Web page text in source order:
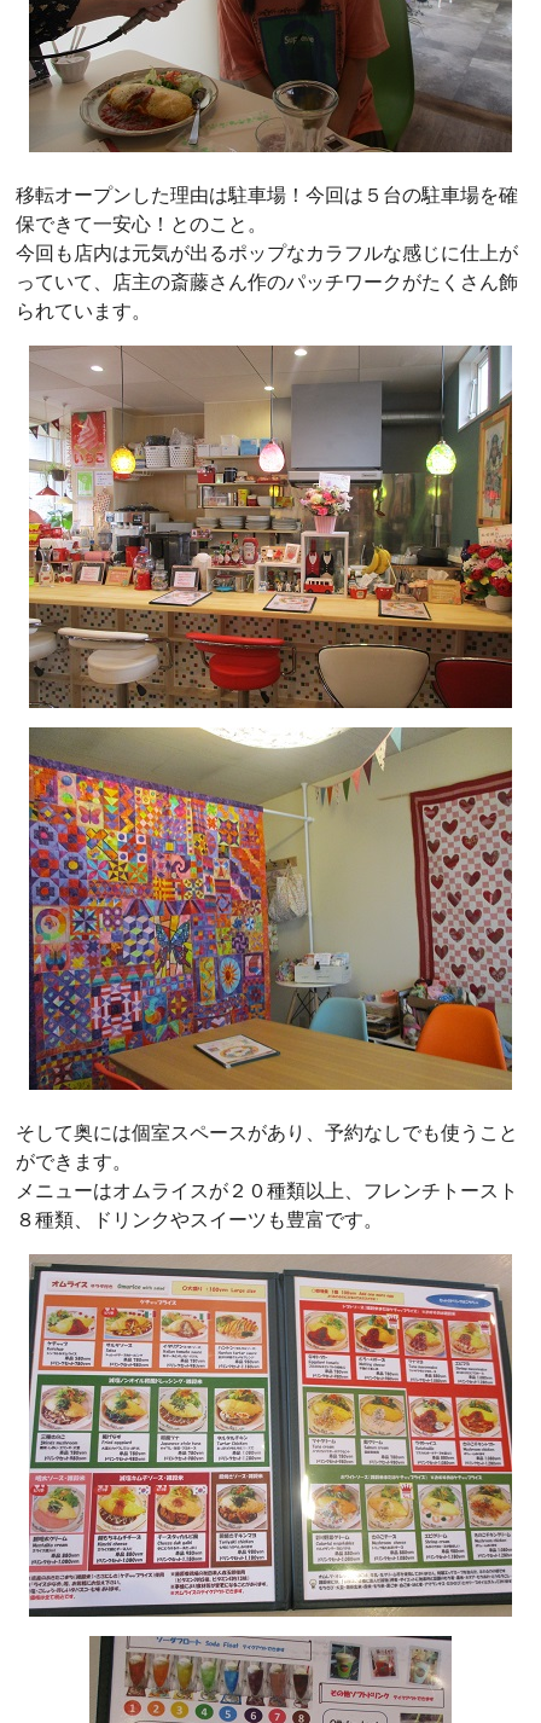
移転オープンした理由は駐車場！今回は５台の駐車場を確
保できて一安心！とのこと。
今回も店内は元気が出るポップなカラフルな感じに仕上が
っていて、店主の斎藤さん作のパッチワークがたくさん飾
られています。
そして奥には個室スペースがあり、予約なしでも使うこと
ができます。
メニューはオムライスが２０種類以上、フレンチトースト
８種類、ドリンクやスイーツも豊富です。